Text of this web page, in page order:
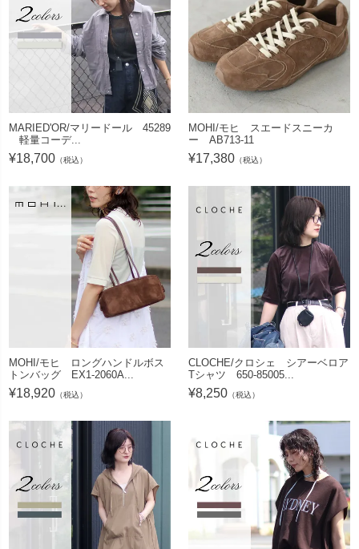
MARIED'OR/マリードール 45289
軽量コーデ...
¥18,700 （税込）
MOHI/モヒ スエードスニーカ
ー AB713-11
¥17,380 （税込）
MOHI/モヒ ロングハンドルボス
トンバッグ EX1-2060A...
¥18,920 （税込）
CLOCHE/クロシェ シアーベロア
Tシャツ 650-85005...
¥8,250 （税込）